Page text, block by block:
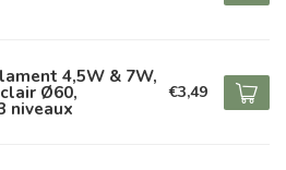
4,5W & 7W,
Ø60,
niveaux
€3,49